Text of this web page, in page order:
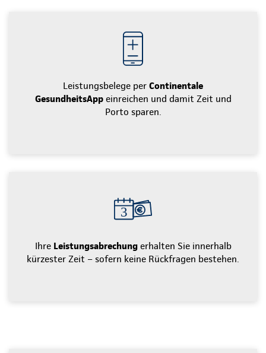
Leistungsbelege per Continentale
GesundheitsAppeinreichen und damit Zeit und
Porto sparen.
Ihre Leistungsabrechungerhalten Sie innerhalb
kürzester Zeit – sofern keine Rückfragen bestehen.